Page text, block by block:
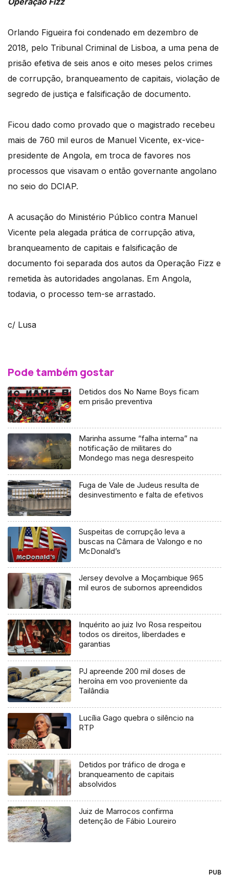
Orlando Figueira foi condenado em dezembro de
2018, pelo Tribunal Criminal de Lisboa, a uma pena de
prisão efetiva de seis anos e oito meses pelos crimes
de corrupção, branqueamento de capitais, violação de
segredo de justiça e falsificação de documento.
Ficou dado como provado que o magistrado recebeu
mais de 760 mil euros de Manuel Vicente, ex-vice-
presidente de Angola, em troca de favores nos
processos que visavam o então governante angolano
no seio do DCIAP.
A acusação do Ministério Público contra Manuel
Vicente pela alegada prática de corrupção ativa,
branqueamento de capitais e falsificação de
documento foi separada dos autos da Operação Fizz e
remetida às autoridades angolanas. Em Angola,
todavia, o processo tem-se arrastado.
c/ Lusa
Pode também gostar
Detidos dos No Name Boys ficam
em prisão preventiva
Marinha assume “falha interna” na
notificação de militares do
Mondego mas nega desrespeito
Fuga de Vale de Judeus resulta de
desinvestimento e falta de efetivos
Suspeitas de corrupção leva a
buscas na Câmara de Valongo e no
McDonald’s
Jersey devolve a Moçambique 965
mil euros de subornos apreendidos
Inquérito ao juiz Ivo Rosa respeitou
todos os direitos, liberdades e
garantias
PJ apreende 200 mil doses de
heroína em voo proveniente da
Tailândia
Lucília Gago quebra o silêncio na
RTP
Detidos por tráfico de droga e
branqueamento de capitais
absolvidos
Juiz de Marrocos confirma
detenção de Fábio Loureiro
PUB